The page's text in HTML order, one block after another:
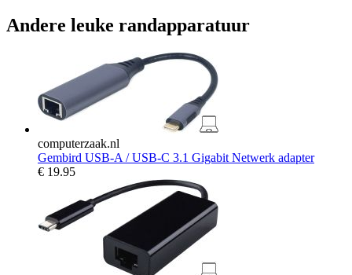
Andere leuke randapparatuur
computerzaak.nl
Gembird USB-A / USB-C 3.1 Gigabit Netwerk adapter
€ 19.95